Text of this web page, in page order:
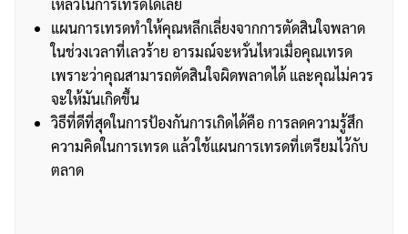
เหลวในการเทรดได้เลย
แผนการเทรดทำให้คุณหลีกเลี่ยงจากการตัดสินใจพลาด
ในช่วงเวลาที่เลวร้าย อารมณ์จะหวั่นไหวเมื่อคุณเทรด
เพราะว่าคุณสามารถตัดสินใจผิดพลาดได้ และคุณไม่ควร
จะให้มันเกิดขึ้น
วิธีที่ดีที่สุดในการป้องกันการเกิดได้คือ การลดความรู้สึก
ความคิดในการเทรด แล้วใช้แผนการเทรดที่เตรียมไว้กับ
ตลาด